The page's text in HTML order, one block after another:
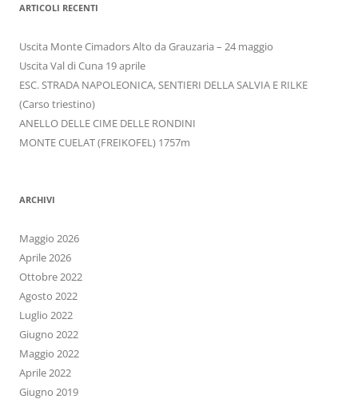
ARTICOLI RECENTI
Uscita Monte Cimadors Alto da Grauzaria – 24 maggio
Uscita Val di Cuna 19 aprile
ESC. STRADA NAPOLEONICA, SENTIERI DELLA SALVIA E RILKE
(Carso triestino)
ANELLO DELLE CIME DELLE RONDINI
MONTE CUELAT (FREIKOFEL) 1757m
ARCHIVI
Maggio 2026
Aprile 2026
Ottobre 2022
Agosto 2022
Luglio 2022
Giugno 2022
Maggio 2022
Aprile 2022
Giugno 2019